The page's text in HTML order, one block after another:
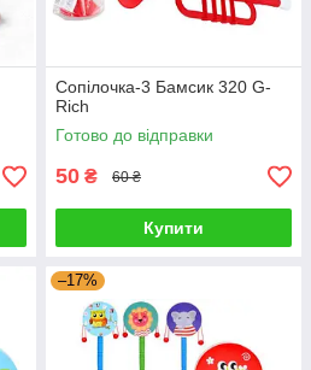
Сопілочка-3 Бамсик 320 G-
Rich
Готово до відправки
50 ₴ 60 ₴
Купити
–17%